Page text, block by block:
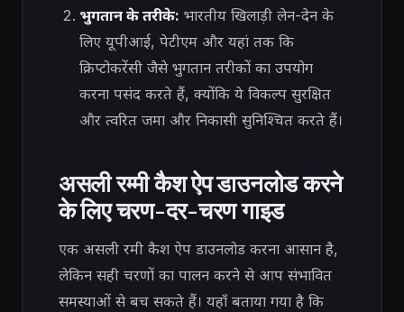
भुगतान के तरीके: भारतीय खिलाड़ी लेन-देन के
लिए यूपीआई, पेटीएम और यहां तक ​​कि
क्रिप्टोकरेंसी जैसे भुगतान तरीकों का उपयोग
करना पसंद करते हैं, क्योंकि ये विकल्प सुरक्षित
और त्वरित जमा और निकासी सुनिश्चित करते हैं।
असली रम्मी कैश ऐप डाउनलोड करने
के लिए चरण-दर-चरण गाइड
एक असली रमी कैश ऐप डाउनलोड करना आसान है,
लेकिन सही चरणों का पालन करने से आप संभावित
समस्याओं से बच सकते हैं। यहाँ बताया गया है कि